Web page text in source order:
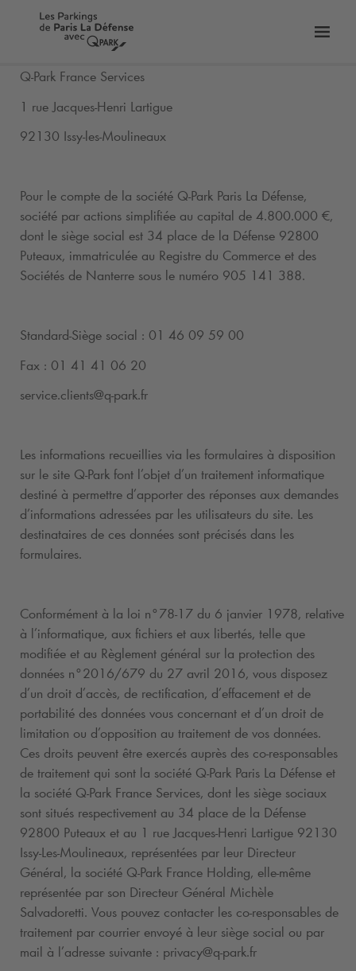
Q-Park France Services
1 rue Jacques-Henri Lartigue
92130 Issy-les-Moulineaux
Pour le compte de la société Q-Park Paris La Défense,
société par actions simplifiée au capital de 4.800.000 €,
dont le siège social est 34 place de la Défense 92800
Puteaux, immatriculée au Registre du Commerce et des
Sociétés de Nanterre sous le numéro 905 141 388.
Standard-Siège social : 01 46 09 59 00
Fax : 01 41 41 06 20
service.clients@q-park.fr
Les informations recueillies via les formulaires à disposition
sur le site Q-Park font l’objet d’un traitement informatique
destiné à permettre d’apporter des réponses aux demandes
d’informations adressées par les utilisateurs du site. Les
destinataires de ces données sont précisés dans les
formulaires.
Conformément à la loi n°78-17 du 6 janvier 1978, relative
à l’informatique, aux fichiers et aux libertés, telle que
modifiée et au Règlement général sur la protection des
données n°2016/679 du 27 avril 2016, vous disposez
d’un droit d’accès, de rectification, d’effacement et de
portabilité des données vous concernant et d’un droit de
limitation ou d’opposition au traitement de vos données.
Ces droits peuvent être exercés auprès des co-responsables
de traitement qui sont la société Q-Park Paris La Défense et
la société Q-Park France Services, dont les siège sociaux
sont situés respectivement au 34 place de la Défense
92800 Puteaux et au 1 rue Jacques-Henri Lartigue 92130
Issy-Les-Moulineaux, représentées par leur Directeur
Général, la société Q-Park France Holding, elle-même
représentée par son Directeur Général Michèle
Salvadoretti. Vous pouvez contacter les co-responsables de
traitement par courrier envoyé à leur siège social ou par
mail à l’adresse suivante : privacy@q-park.fr